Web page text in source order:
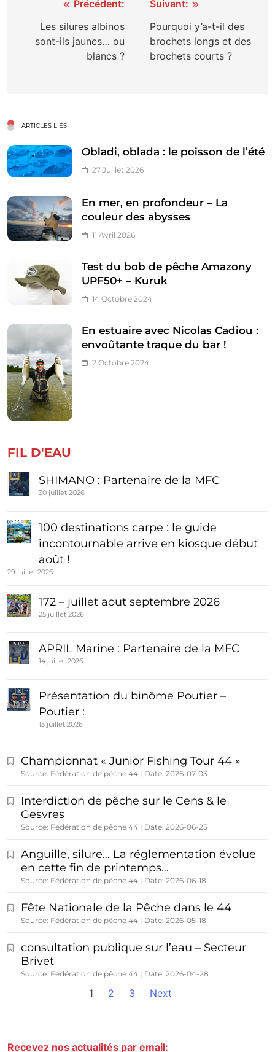
Navigation
l’article
Précédent:
Les silures albinos
sont-ils jaunes… ou
blancs ?
Suivant:
Pourquoi y’a-t-il des
brochets longs et des
brochets courts ?
ARTICLES LIÉS
Obladi, oblada : le poisson de l’été
27 Juillet 2026
En mer, en profondeur – La
couleur des abysses
11 Avril 2026
Test du bob de pêche Amazony
UPF50+ – Kuruk
14 Octobre 2024
En estuaire avec Nicolas Cadiou :
envoûtante traque du bar !
2 Octobre 2024
FIL D'EAU
SHIMANO : Partenaire de la MFC
30 juillet 2026
100 destinations carpe : le guide
incontournable arrive en kiosque début
août !
29 juillet 2026
172 – juillet aout septembre 2026
25 juillet 2026
APRIL Marine : Partenaire de la MFC
14 juillet 2026
Présentation du binôme Poutier –
Poutier :
13 juillet 2026
Championnat « Junior Fishing Tour 44 »
Source: Fédération de pêche 44 Date: 2026-07-03
Interdiction de pêche sur le Cens & le
Gesvres
Source: Fédération de pêche 44 Date: 2026-06-25
Anguille, silure… La réglementation évolue
en cette fin de printemps…
Source: Fédération de pêche 44 Date: 2026-06-18
Fête Nationale de la Pêche dans le 44
Source: Fédération de pêche 44 Date: 2026-05-18
consultation publique sur l’eau – Secteur
Brivet
Source: Fédération de pêche 44 Date: 2026-04-28
1 2 3 Next
Recevez nos actualités par email: